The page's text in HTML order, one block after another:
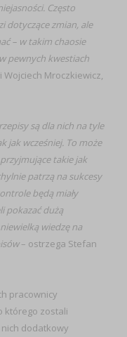
Często
dotyczące zmian, ale
– w takim chaosie
pewnych kwestiach
Mroczkiewicz,
są dla nich na tyle
jak wcześniej. To może
takie jak
patrzą na sukcesy
będą miały
pokazać dużą
wiedzę na
– ostrzega Stefan
pracownicy
którego zostali
dodatkowy